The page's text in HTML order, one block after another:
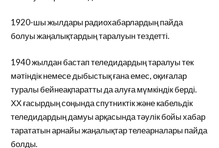
1920-шы жылдары радиохабарлардың пайда
болуы жаңалықтардың таралуын тездетті.
1940 жылдан бастап теледидардың таралуы тек
мәтіндік немесе дыбыстық ғана емес, оқиғалар
туралы бейнеақпаратты да алуға мүмкіндік берді.
ХХ ғасырдың соңында спутниктік және кабельдік
теледидардың дамуы арқасында тәулік бойы хабар
тарататын арнайы жаңалықтар телеарналары пайда
болды.